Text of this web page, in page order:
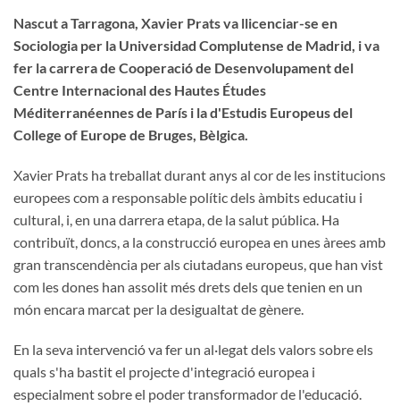
Nascut a Tarragona, Xavier Prats va llicenciar-se en
Sociologia per la Universidad Complutense de Madrid, i va
fer la carrera de Cooperació de Desenvolupament del
Centre Internacional des Hautes Études
Méditerranéennes de París i la d'Estudis Europeus del
College of Europe de Bruges, Bèlgica.
Xavier Prats ha treballat durant anys al cor de les institucions
europees com a responsable polític dels àmbits educatiu i
cultural, i, en una darrera etapa, de la salut pública. Ha
contribuït, doncs, a la construcció europea en unes àrees amb
gran transcendència per als ciutadans europeus, que han vist
com les dones han assolit més drets dels que tenien en un
món encara marcat per la desigualtat de gènere.
En la seva intervenció va fer un al·legat dels valors sobre els
quals s'ha bastit el projecte d'integració europea i
especialment sobre el poder transformador de l'educació.